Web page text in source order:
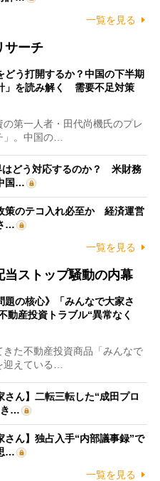
一覧を見る
サーチ
どう打開するか？中国の下半期
」を読み解く 需要不足対策
第一人者・田代尚機氏のプレ
」。中国の…
どう対応するのか？ 米財務
国…
策のテコ入れ必至か 経済運営
…
一覧を見る
当ストップ騒動の内幕
題の核心》「みんなで大家さ
動産投資トラブル“異常なく
た不動産投資商品「みんなで
えている…
さん】二転三転した“成田プロ
き…
さん】独占入手“内部議事録”で
…
一覧を見る